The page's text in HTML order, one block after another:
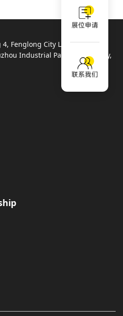
Fenglong City Life Plaza, 788
Industrial Park, Suzhou City,